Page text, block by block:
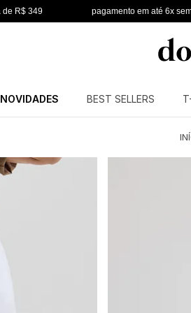
pagamento em até 6x sem juros ou
NOVIDADES BEST SELLERS